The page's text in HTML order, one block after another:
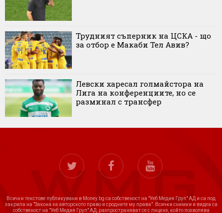
Трудният съперник на ЦСКА - що
за отбор е Макаби Тел Авив?
Левски харесал голмайстора на
Лига на конференциите, но се
разминал с трансфер
Всички текстове публикувани в Money.bg са собственост на "Уеб Медия Груп" АД и са под
закрила на "Закона за авторското право и сродните му права". Всички снимки и видеа са
собственост на "Уеб Медия Груп" АД, разпространяват се с лиценз, който позволява